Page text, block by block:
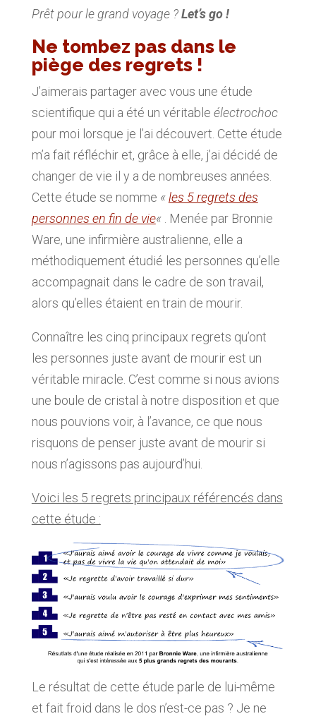
Prêt pour le grand voyage ?Let’s go !
Ne tombez pas dans le
piège des regrets !
J’aimerais partager avec vous une étude
scientifique qui a été un véritable électrochoc
pour moi lorsque je l’ai découvert. Cette étude
m’a fait réfléchir et, grâce à elle, j’ai décidé de
changer de vie il y a de nombreuses années.
Cette étude se nomme «les 5 regrets des
personnes en fin de vie« . Menée par Bronnie
Ware, une infirmière australienne, elle a
méthodiquement étudié les personnes qu’elle
accompagnait dans le cadre de son travail,
alors qu’elles étaient en train de mourir.
Connaître les cinq principaux regrets qu’ont
les personnes juste avant de mourir est un
véritable miracle. C’est comme si nous avions
une boule de cristal à notre disposition et que
nous pouvions voir, à l’avance, ce que nous
risquons de penser juste avant de mourir si
nous n’agissons pas aujourd’hui.
Voici les 5 regrets principaux référencés dans
cette étude :
Le résultat de cette étude parle de lui-même
et fait froid dans le dos n’est-ce pas ? Je ne